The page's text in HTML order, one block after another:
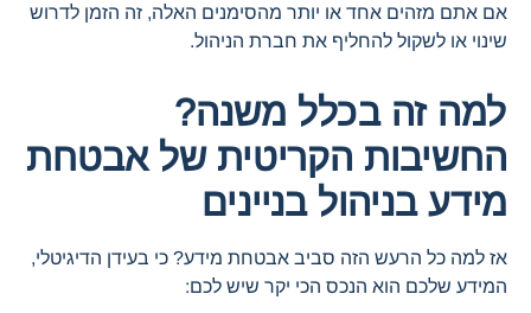
אם אתם מזהים אחד או יותר מהסימנים האלה, זה הזמן לדרוש
שינוי או לשקול להחליף את חברת הניהול.
למה זה בכלל משנה?
החשיבות הקריטית של אבטחת
מידע בניהול בניינים
אז למה כל הרעש הזה סביב אבטחת מידע? כי בעידן הדיגיטלי,
המידע שלכם הוא הנכס הכי יקר שיש לכם: